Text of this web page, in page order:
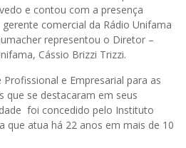
e contou com a presença
comercial da Rádio Unifama
representou o Diretor –
Cássio Brizzi Trizzi.
e Empresarial para as
que se destacaram em seus
foi concedido pelo Instituto
que atua há 22 anos em mais de 10